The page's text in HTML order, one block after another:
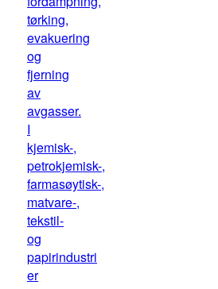
tørking,
evakuering
og
fjerning
av
avgasser.
I
kjemisk-,
petrokjemisk-,
farmasøytisk-,
matvare-,
tekstil-
og
papirindustri
er